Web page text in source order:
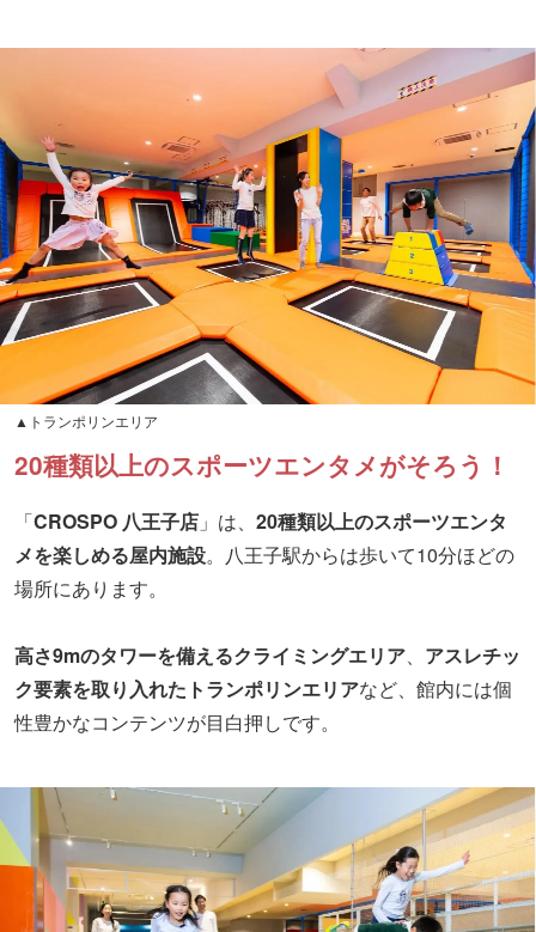
▲トランポリンエリア
20種類以上のスポーツエンタメがそろう！
「CROSPO 八王子店 」は、 20種類以上のスポーツエンタ
メを楽しめる屋内施設。八王子駅からは歩いて10分ほどの
場所にあります。
高さ9mのタワーを備えるクライミングエリア、 アスレチッ
ク要素を取り入れたトランポリンエリアなど、館内には個
性豊かなコンテンツが目白押しです。